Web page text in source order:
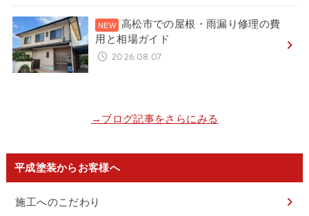
高松市での屋根・雨漏り修理の費
用と相場ガイド
2026.08.07
→ブログ記事をさらにみる
平成塗装からお客様へ
施工へのこだわり